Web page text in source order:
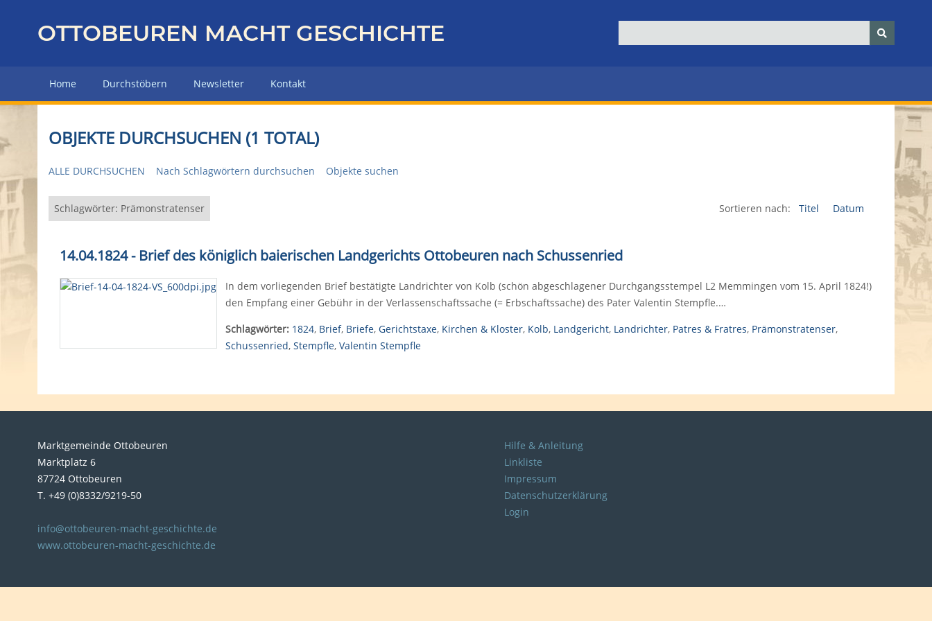
z
r
H
u
p
e
OTTOBEUREN MACHT GESCHICHTE
Home Durchstöbern Newsletter Kontakt
OBJEKTE DURCHSUCHEN (1 TOTAL)
ALLE DURCHSUCHEN Nach Schlagwörtern durchsuchen Objekte suchen
Schlagwörter: Prämonstratenser Sortieren nach: Titel Datum
14.04.1824 - Brief des königlich baierischen Landgerichts Ottobeuren nach Schussenried
In dem vorliegenden Brief bestätigte Landrichter von Kolb (schön abgeschlagener Durchgangsstempel L2 Memmingen vom 15. April 1824!)
den Empfang einer Gebühr in der Verlassenschaftssache (= Erbschaftssache) des Pater Valentin Stempfle.…
Schlagwörter: 1824, Brief, Briefe, Gerichtstaxe, Kirchen & Kloster, Kolb, Landgericht, Landrichter, Patres & Fratres, Prämonstratenser,
Schussenried, Stempfle, Valentin Stempfle
Marktgemeinde Ottobeuren
Marktplatz 6
87724 Ottobeuren
T. +49 (0)8332/9219-50
info@ottobeuren-macht-geschichte.de
www.ottobeuren-macht-geschichte.de
Hilfe & Anleitung
Linkliste
Impressum
Datenschutzerklärung
Login